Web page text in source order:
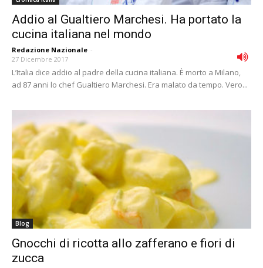
Addio al Gualtiero Marchesi. Ha portato la
cucina italiana nel mondo
Redazione Nazionale -
27 Dicembre 2017
L’Italia dice addio al padre della cucina italiana. È morto a Milano,
ad 87 anni lo chef Gualtiero Marchesi. Era malato da tempo. Vero...
Blog
Gnocchi di ricotta allo zafferano e fiori di
zucca